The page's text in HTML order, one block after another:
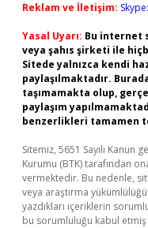
Reklam ve İletişim:
Yasal Uyarı: Bu internet
veya şahıs şirketi ile
Sitede yalnızca kendi
paylaşılmaktadır.
taşımamakta olup,
paylaşım
benzerlikleri tamamen
Sitemiz, 5651 Sayılı Kanun
Kurumu (BTK) tarafından
vermektedir. Bu nedenle,
veya araştırma
yazdıkları içeriklerin
bu sorumluluğu kabul etmiş